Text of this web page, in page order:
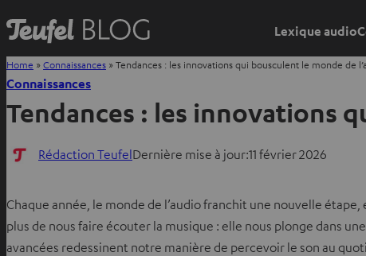
Lexique audio
Home »Connaissances »Tendances : les innovations qui bousculent le monde de
Connaissances
Tendances : les innovations
Rédaction TeufelDernière mise à jour:11 février 2026
Chaque année, le monde de l’audio franchit une nouvelle
plus de nous faire écouter la musique : elle nous plonge dans
avancées redessinent notre manière de percevoir le son au